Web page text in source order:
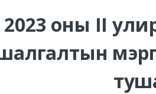
2023 оны II